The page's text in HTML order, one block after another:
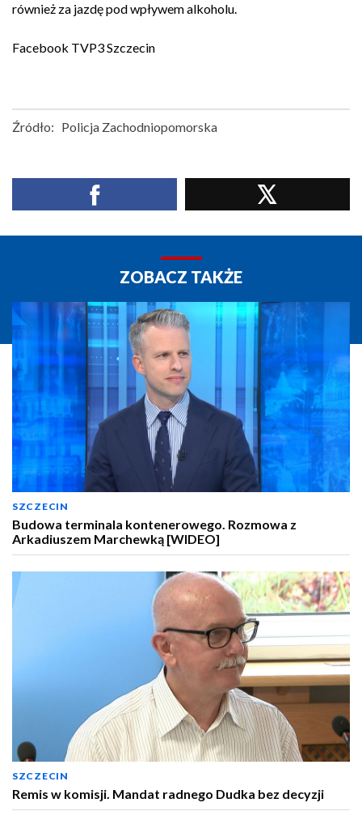
również za jazdę pod wpływem alkoholu.
Facebook TVP3 Szczecin
Źródło: Policja Zachodniopomorska
ZOBACZ TAKŻE
SZCZECIN
Budowa terminala kontenerowego. Rozmowa z
Arkadiuszem Marchewką [WIDEO]
SZCZECIN
Remis w komisji. Mandat radnego Dudka bez decyzji